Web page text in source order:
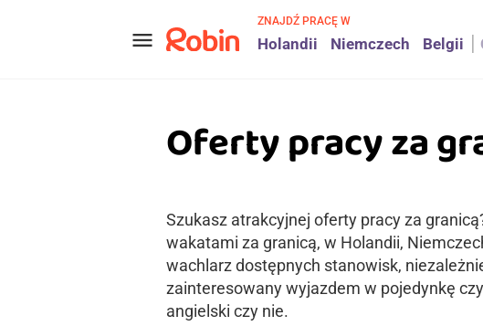
menu
ZNAJDŹ PRACĘ W
Holandii Niemczech Belgii
Oferty pracy za
Szukasz atrakcyjnej oferty pracy za
wakatami za granicą, w Holandii,
wachlarz dostępnych stanowisk,
zainteresowany wyjazdem w pojedynkę
angielski czy nie.